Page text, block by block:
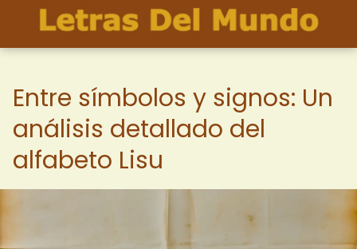
Entre símbolos y signos: Un
análisis detallado del
alfabeto Lisu